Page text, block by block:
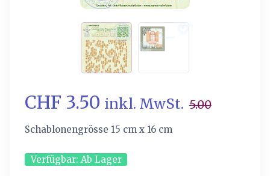
CHF 3.50 inkl. MwSt. 5.00
Schablonengrösse 15 cm x 16 cm
Verfügbar: Ab Lager